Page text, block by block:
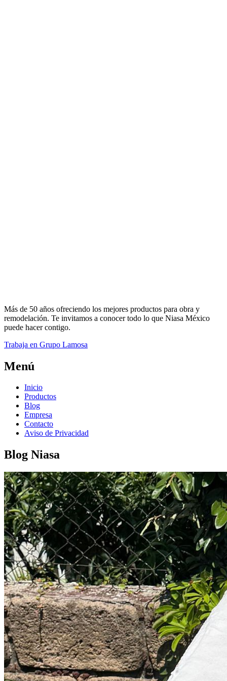
Más de 50 años ofreciendo los mejores productos para obra y
remodelación. Te invitamos a conocer todo lo que Niasa México
puede hacer contigo.
Trabaja en Grupo Lamosa
Menú
Inicio
Productos
Blog
Empresa
Contacto
Aviso de Privacidad
Blog Niasa